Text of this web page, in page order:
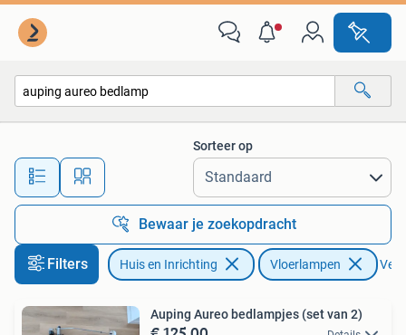
Alle afstanden…
Sorteer op
Bewaar je zoekopdracht
Filters Huis en Inrichting Vloerlampen
Auping Aureo bedlampjes (set van 2)